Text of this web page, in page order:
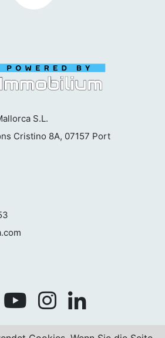
S.L.
Cristino 8A, 07157 Port